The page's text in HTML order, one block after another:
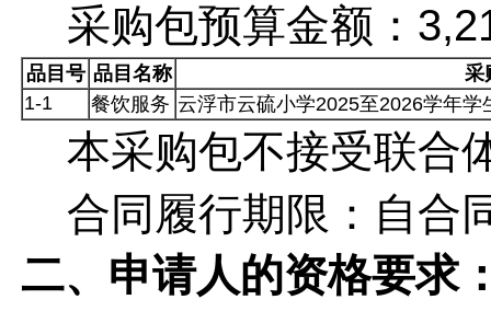
采购包预算金额：
品目号 品目名称
采
1-1
餐饮服务 云浮市云硫小学2025至2026学年
本采购包不接受联合
合同履行期限： 自合
二、申请人的资格要求